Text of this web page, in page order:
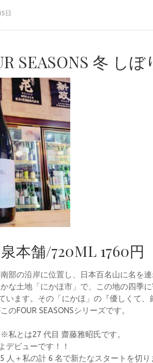
日
SEASONS 冬 しぼ
本舗/720ML 1760
南部の沿岸に位置し、日本百名山に名を
な土地「にかほ市」で、この地の四季に
います。その「にかほ」の『優しくて、
のFOUR SEASONSシリーズです。
とは27 代目 齋藤雅昭氏です。
デビューです！！
人＋私の計 6 名で新たなスタートを切り